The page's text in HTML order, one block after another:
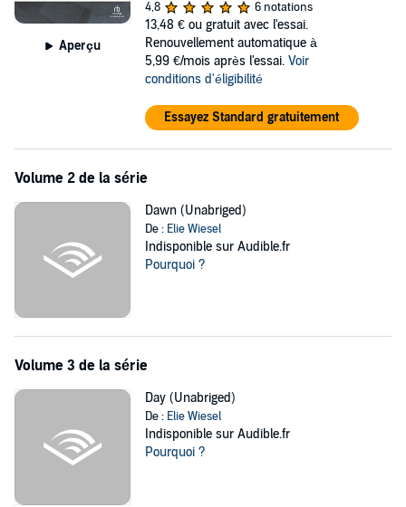
Aperçu
4,8
6 notations
13,48 € ou gratuit avec l'essai.
Renouvellement automatique à
5,99 €/mois après l'essai. Voir
conditions d'éligibilité
Essayez Standard gratuitement
Volume 2 de la série
Dawn (Unabriged)
De : Elie Wiesel
Indisponible sur Audible.fr
Pourquoi ?
Volume 3 de la série
Day (Unabriged)
De : Elie Wiesel
Indisponible sur Audible.fr
Pourquoi ?